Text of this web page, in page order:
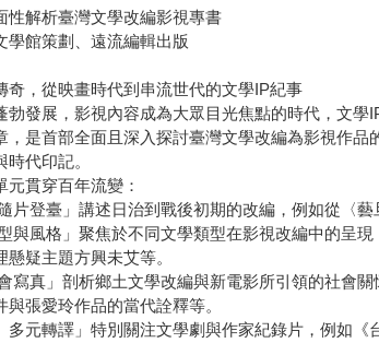
解析臺灣文學改編影視專書
館策劃、遠流編輯出版
奇，從映畫時代到串流世代的文學IP紀事
勃發展，影視內容成為大眾目光焦點的時代，文
，是首部全面且深入探討臺灣文學改編為影視作
代印記。
元貫穿百年流變：
隨片登臺」講述日治到戰後初期的改編，例如從〈
型與風格」聚焦於不同文學類型在影視改編中的呈
懸疑主題方興未艾等。
會寫真」剖析鄉土文學改編與新電影所引領的社會
與張愛玲作品的當代詮釋等。
多元轉譯」特別關注文學劇與作家紀錄片，例如